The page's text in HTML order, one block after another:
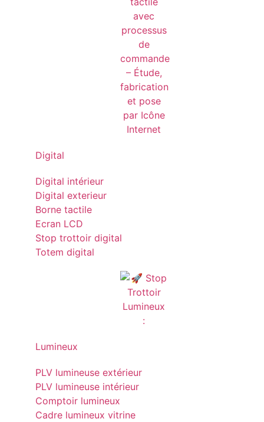
Digital
Digital intérieur
Digital exterieur
Borne tactile
Ecran LCD
Stop trottoir digital
Totem digital
Lumineux
PLV lumineuse extérieur
PLV lumineuse intérieur
Comptoir lumineux
Cadre lumineux vitrine